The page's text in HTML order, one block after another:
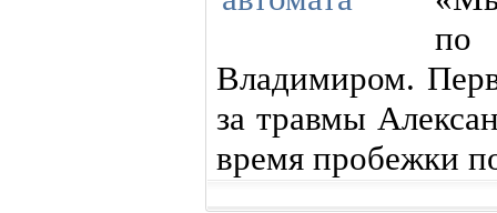
по
Владимиром.
за травмы
время пробежки